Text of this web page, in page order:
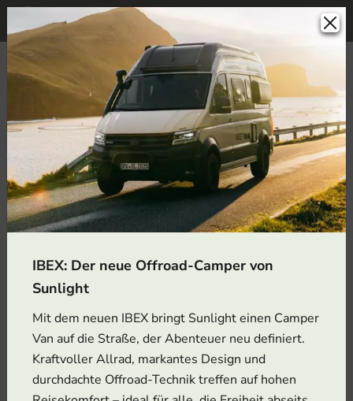
Zurück zur Suche
Dethleffs - Globetrail Active -
600 DS
IBEX: Der neue Offroad-Camper von
Sunlight
Mit dem neuen IBEX bringt Sunlight einen Camper
Van auf die Straße, der Abenteuer neu definiert.
Kraftvoller Allrad, markantes Design und
durchdachte Offroad-Technik treffen auf hohen